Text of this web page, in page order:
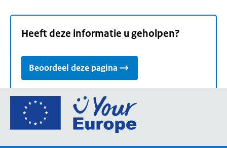
Heeft deze informatie u geholpen?
Beoordeel deze pagina
Ga
de